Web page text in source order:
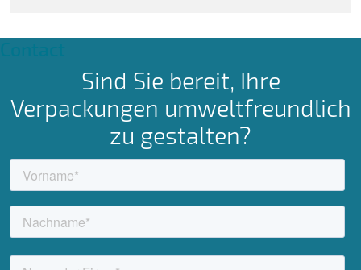
Sind Sie bereit, Ihre
Verpackungen umweltfreundlich
zu gestalten?